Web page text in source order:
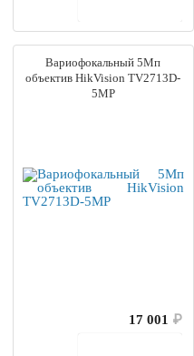
Вариофокальный 5Мп
объектив HikVision TV2713D-
5MP
17 001 ₽